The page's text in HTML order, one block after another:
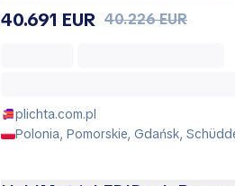
40.691 EUR 40.226 EUR
plichta.com.pl
Polonia, Pomorskie, Gdańsk,